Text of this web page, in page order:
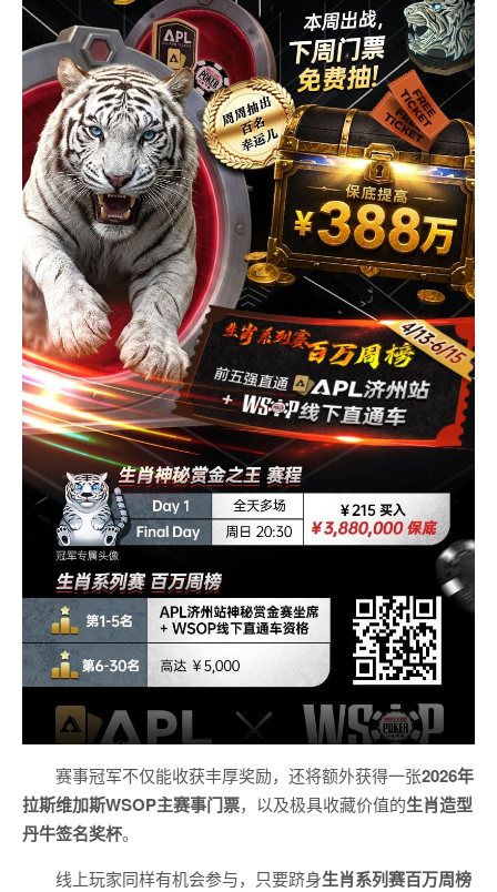
赛事冠军不仅能收获丰厚奖励，还将额外获得一张2026年
拉斯维加斯WSOP主赛事门票，以及极具收藏价值的生肖造型
丹牛签名奖杯。
线上玩家同样有机会参与，只要跻身生肖系列赛百万周榜